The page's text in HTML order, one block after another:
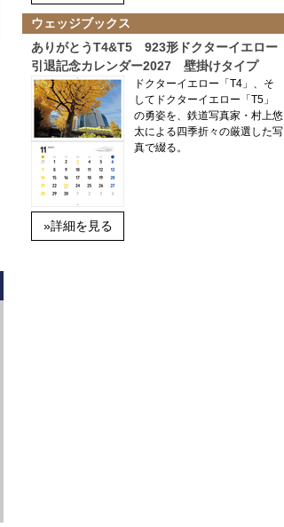
ウェッジブックス
ありがとうT4&T5 923形ドクターイエロー
引退記念カレンダー2027 壁掛けタイプ
»詳細を見る
ドクターイエロー「T4」、そ
してドクターイエロー「T5」
の勇姿を、鉄道写真家・村上悠
太による四季折々の厳選した写
真で綴る。